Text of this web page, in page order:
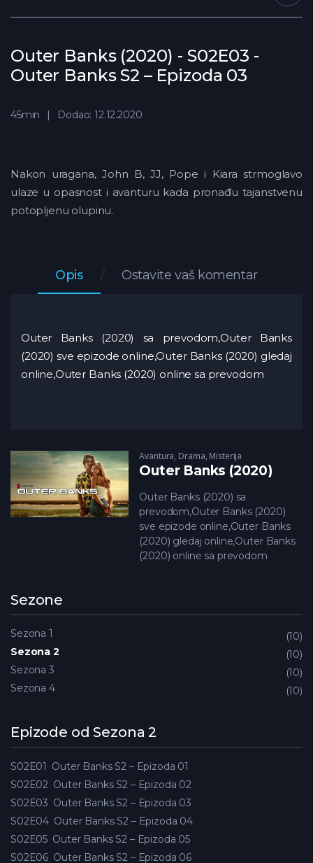
Outer Banks (2020) - S02E03 -
Outer Banks S2 – Epizoda 03
45min Dodao: 12.12.2020
Nakon uragana, John B, JJ, Pope i Kiara strmoglavo
ulaze u opasnost i avanturu kada pronađu tajanstvenu
potopljenu olupinu.
Opis Ostavite vaš komentar
Outer Banks (2020) sa prevodom,Outer Banks
(2020) sve epizode online,Outer Banks (2020) gledaj
online,Outer Banks (2020) online sa prevodom
Avantura, Drama, Misterija
Outer Banks (2020)
Outer Banks (2020) sa
prevodom,Outer Banks (2020)
sve epizode online,Outer Banks
(2020) gledaj online,Outer Banks
(2020) online sa prevodom
Sezone
Sezona 1
10
Sezona 2
10
Sezona 3
10
Sezona 4
10
Epizode od Sezona 2
S02E01 Outer Banks S2 – Epizoda 01
S02E02 Outer Banks S2 – Epizoda 02
S02E03 Outer Banks S2 – Epizoda 03
S02E04 Outer Banks S2 – Epizoda 04
S02E05 Outer Banks S2 – Epizoda 05
S02E06 Outer Banks S2 – Epizoda 06